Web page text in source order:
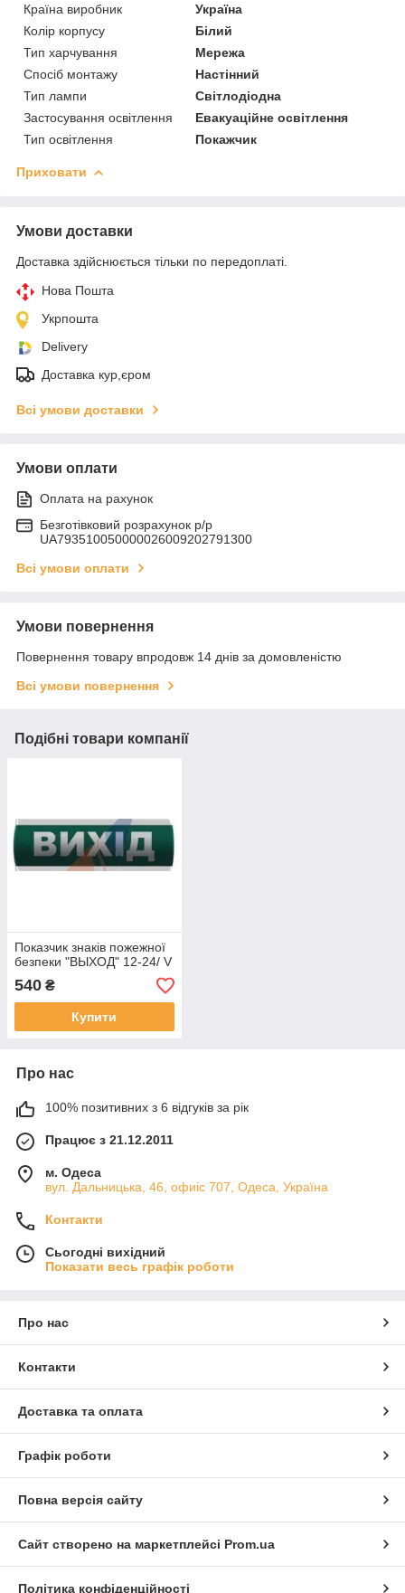
Країна виробник
Україна
Колір корпусу
Білий
Тип харчування
Мережа
Спосіб монтажу
Настінний
Тип лампи
Світлодіодна
Застосування освітлення
Евакуаційне освітлення
Тип освітлення
Покажчик
Приховати
Умови доставки
Доставка здійснюється тільки по передоплаті.
Нова Пошта
Укрпошта
Delivery
Доставка кур,єром
Всі умови доставки
Умови оплати
Оплата на рахунок
Безготівковий розрахунок р/р
UA793510050000026009202791300
Всі умови оплати
Умови повернення
Повернення товару впродовж 14 днів за домовленістю
Всі умови повернення
Подібні товари компанії
Показчик знаків пожежної
безпеки "ВЫХОД" 12-24/ V
540 ₴
Купити
Про нас
100% позитивних з 6 відгуків за рік
Працює з 21.12.2011
м. Одеса
вул. Дальницька, 46, офиіс 707, Одеса, Україна
Контакти
Сьогодні вихідний
Показати весь графік роботи
Про нас
Контакти
Доставка та оплата
Графік роботи
Повна версія сайту
Сайт створено на маркетплейсі Prom.ua
Політика конфіденційності